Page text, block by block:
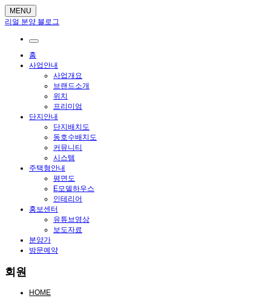
MENU
리얼 분양 블로그
홈
사업안내
사업개요
브랜드소개
위치
프리미엄
단지안내
단지배치도
동호수배치도
커뮤니티
시스템
주택형안내
평면도
E모델하우스
인테리어
홍보센터
유튜브영상
보도자료
분양가
방문예약
회원
HOME